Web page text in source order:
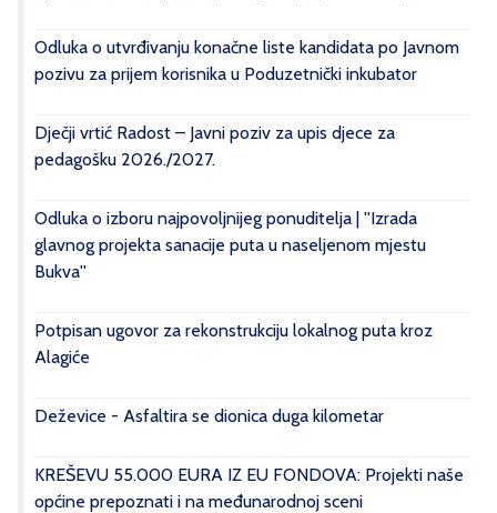
Odluka o utvrđivanju konačne liste kandidata po Javnom
pozivu za prijem korisnika u Poduzetnički inkubator
Dječji vrtić Radost – Javni poziv za upis djece za
pedagošku 2026./2027.
Odluka o izboru najpovoljnijeg ponuditelja | ''Izrada
glavnog projekta sanacije puta u naseljenom mjestu
Bukva''
Potpisan ugovor za rekonstrukciju lokalnog puta kroz
Alagiće
Deževice - Asfaltira se dionica duga kilometar
KREŠEVU 55.000 EURA IZ EU FONDOVA: Projekti naše
općine prepoznati i na međunarodnoj sceni